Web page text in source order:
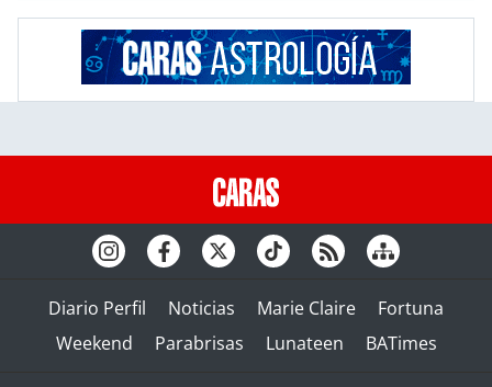
Diario Perfil Noticias Marie Claire
Fortuna
Weekend
Parabrisas Lunateen BATimes